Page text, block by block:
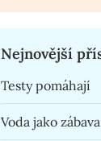
Nejnovější
Testy pomáhají
Voda jako zábava